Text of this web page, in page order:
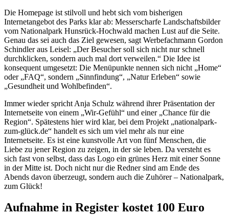
Die Homepage ist stilvoll und hebt sich vom bisherigen
Internetangebot des Parks klar ab: Messerscharfe Landschaftsbilder
vom Nationalpark Hunsrück-Hochwald machen Lust auf die Seite.
Genau das sei auch das Ziel gewesen, sagt Werbefachmann Gordon
Schindler aus Leisel: „Der Besucher soll sich nicht nur schnell
durchklicken, sondern auch mal dort verweilen.“ Die Idee ist
konsequent umgesetzt: Die Menüpunkte nennen sich nicht „Home“
oder „FAQ“, sondern „Sinnfindung“, „Natur Erleben“ sowie
„Gesundheit und Wohlbefinden“.
Immer wieder spricht Anja Schulz während ihrer Präsentation der
Internetseite von einem „Wir-Gefühl“ und einer „Chance für die
Region“. Spätestens hier wird klar, bei dem Projekt „nationalpark-
zum-glück.de“ handelt es sich um viel mehr als nur eine
Internetseite. Es ist eine kunstvolle Art von fünf Menschen, die
Liebe zu jener Region zu zeigen, in der sie leben. Da versteht es
sich fast von selbst, dass das Logo ein grünes Herz mit einer Sonne
in der Mitte ist. Doch nicht nur die Redner sind am Ende des
Abends davon überzeugt, sondern auch die Zuhörer – Nationalpark,
zum Glück!
Aufnahme in Register kostet 100 Euro